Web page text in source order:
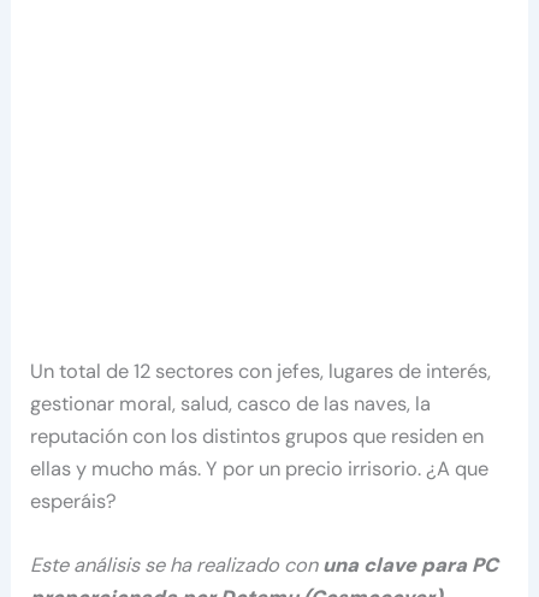
Un total de 12 sectores con jefes, lugares de interés,
gestionar moral, salud, casco de las naves, la
reputación con los distintos grupos que residen en
ellas y mucho más. Y por un precio irrisorio. ¿A que
esperáis?
Este análisis se ha realizado conuna clave para PC